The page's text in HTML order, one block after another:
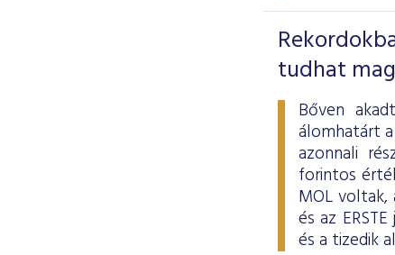
tudhat
Bőven
álomhatárt
azonnali
forintos
MOL
és az
és a tizedik